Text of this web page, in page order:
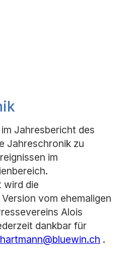
Jahresbericht des
Jahreschronik zu
im
wird die
vom ehemaligen
Alois
dankbar für
.